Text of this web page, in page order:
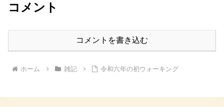
コメント
コメントを書き込む
ホーム 雑記 令和六年の初ウォーキング